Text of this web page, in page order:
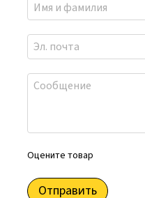
Оцените товар
Отправить